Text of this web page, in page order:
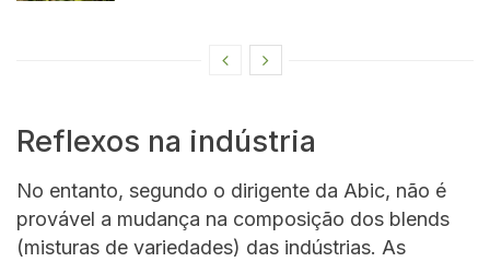
Reflexos na indústria
No entanto, segundo o dirigente da Abic, não é
provável a mudança na composição dos blends
(misturas de variedades) das indústrias. As